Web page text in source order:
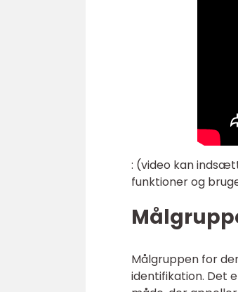
: (video kan
funktioner og
Målgruppen for
identifikation. Det